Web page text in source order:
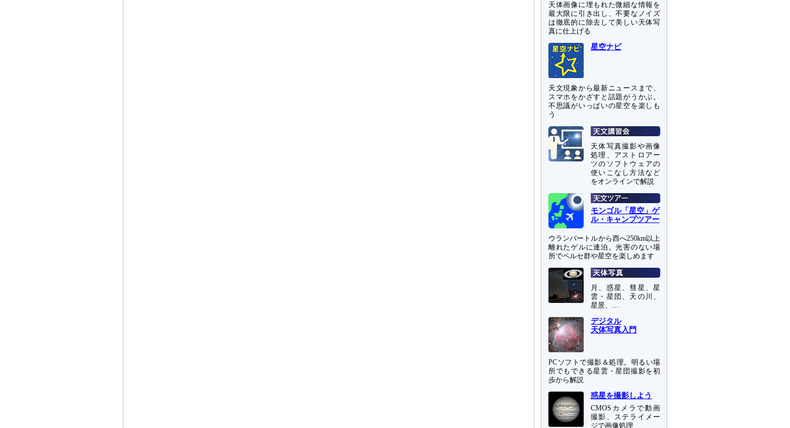
天体画像に埋もれた微細な情報を
最大限に引き出し、不要なノイズ
は徹底的に除去して美しい天体写
真に仕上げる
星空ナビ
天文現象から最新ニュースまで、
スマホをかざすと話題がうかぶ。
不思議がいっぱいの星空を楽しも
う
天体写真撮影や画像
処理、アストロアー
ツのソフトウェアの
使いこなし方法など
をオンラインで解説
モンゴル「星空」ゲ
ル・キャンプツアー
ウランバートルから西へ250km以上
離れたゲルに連泊。光害のない場
所でペルセ群や星空を楽しめます
月、惑星、彗星、星
雲・星団、天の川、
星景、…
デジタル
天体写真入門
PCソフトで撮影＆処理。明るい場
所でもできる星雲・星団撮影を初
歩から解説
惑星を撮影しよう
CMOSカメラで動画
撮影、ステライメー
ジで画像処理